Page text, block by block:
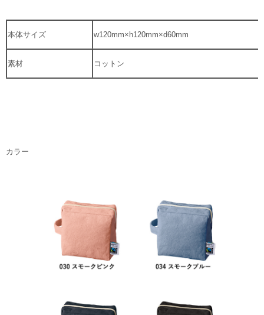
本体サイズ w120mm×h120mm×d60mm
素材 コットン
カラー